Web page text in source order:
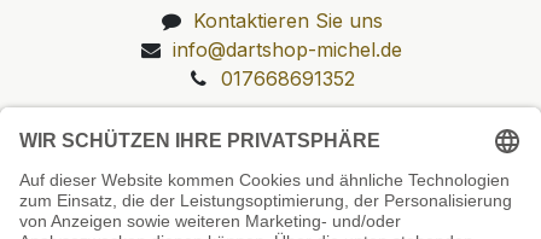
Kontaktieren Sie uns
info@dartshop-michel.de
017668691352